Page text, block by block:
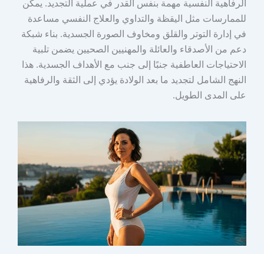
الرفاهية النفسية مهمة بنفس القدر في عملية التجديد. يمكن
للممارسات مثل اليقظة والتداوي والعلاج النفسي مساعدة
في إدارة التوتر والقلق ومخاوف الصورة الجسدية. بناء شبكة
دعم من الأصدقاء والعائلة والمهنيين الصحيين يضمن تلبية
الاحتياجات العاطفية جنبًا إلى جنب مع الأهداف الجسدية. هذا
النهج الشامل لتجديد ما بعد الولادة يؤدي إلى الثقة والرفاهية
على المدى الطويل.